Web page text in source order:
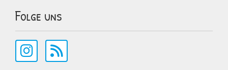
Folge uns